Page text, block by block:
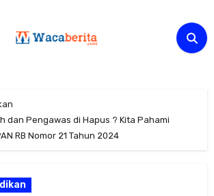
dan Pengawas di Hapus ? Kita Pahami
RB Nomor 21 Tahun 2024